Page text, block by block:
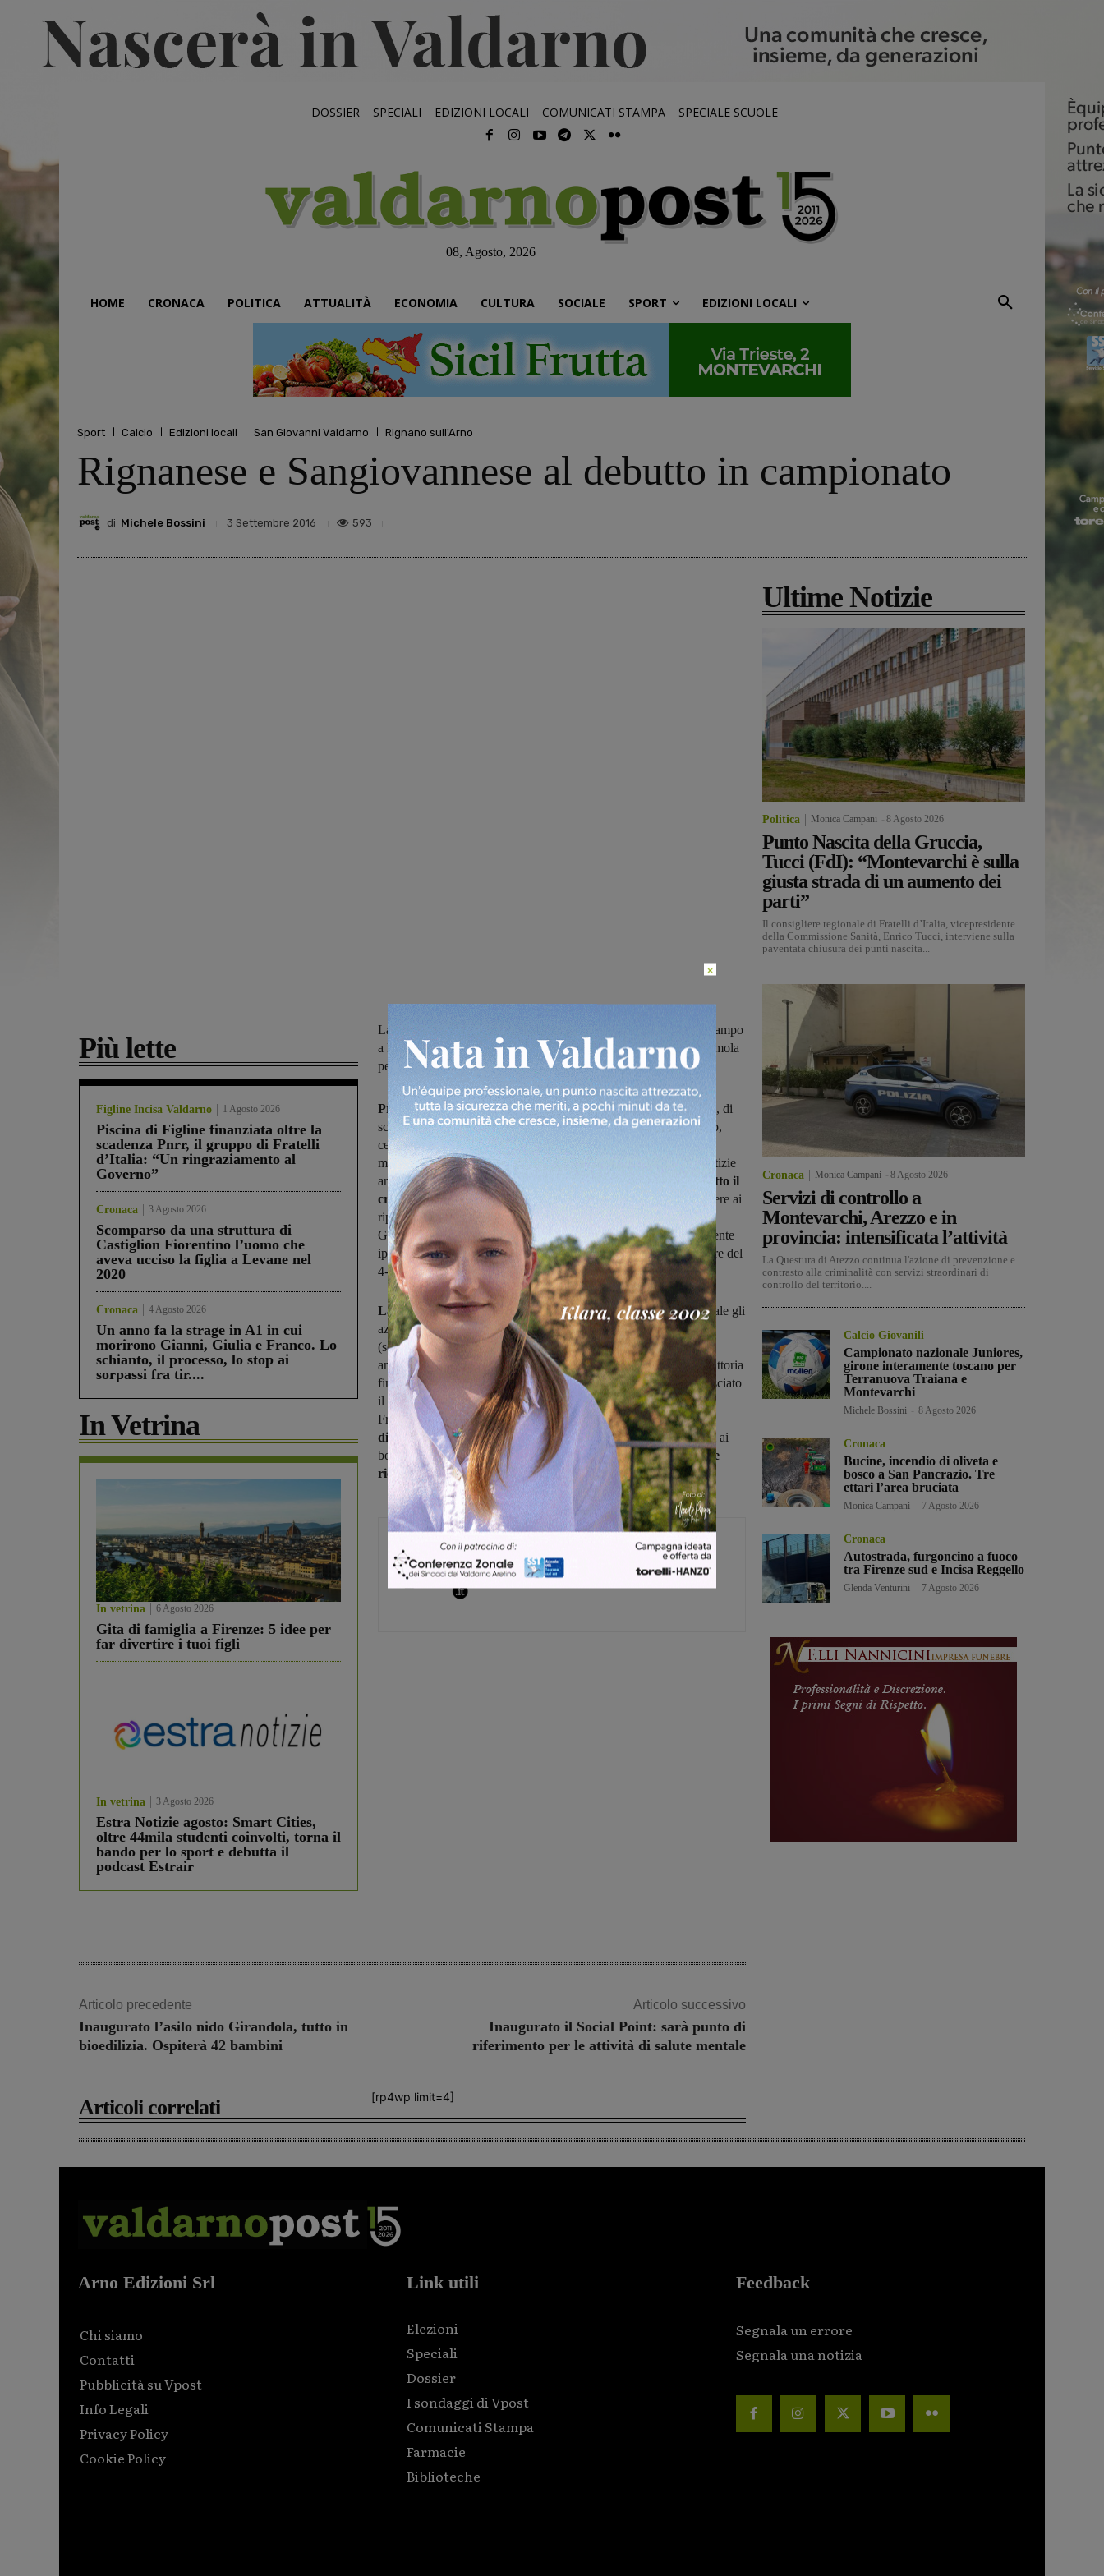
DOSSIER SPECIALI EDIZIONI LOCALI COMUNICATI STAMPA SPECIALE SCUOLE
08, Agosto, 2026
HOME CRONACA POLITICA ATTUALITÀ ECONOMIA CULTURA SOCIALE SPORT EDIZIONI LOCALI
Sport Calcio Edizioni locali San Giovanni Valdarno Rignano sull'Arno
Rignanese e Sangiovannese al debutto in campionato
di Michele Bossini 3 Settembre 2016 593
Più lette
Figline Incisa Valdarno 1 Agosto 2026
Piscina di Figline finanziata oltre la
scadenza Pnrr, il gruppo di Fratelli
d’Italia: “Un ringraziamento al
Governo”
Cronaca 3 Agosto 2026
Scomparso da una struttura di
Castiglion Fiorentino l’uomo che
aveva ucciso la figlia a Levane nel
2020
Cronaca 4 Agosto 2026
Un anno fa la strage in A1 in cui
morirono Gianni, Giulia e Franco. Lo
schianto, il processo, lo stop ai
sorpassi fra tir....
In Vetrina
In vetrina 6 Agosto 2026
Gita di famiglia a Firenze: 5 idee per
far divertire i tuoi figli
In vetrina 3 Agosto 2026
Estra Notizie agosto: Smart Cities,
oltre 44mila studenti coinvolti, torna il
bando per lo sport e debutta il
podcast Estrair
La Rignanese, che ha perso Pagnotta per rottura del crociato, in campo
a Ravenna per la sua prima volta in serie D; la Sangiovannese a Imola
per riscattare la brutta prova di Coppa disputata a Montemurlo
Prima storica partitadi campionato in serie D per laRignanese , di
scena a Ravenna contro un avversario che, forte del fattore campo,
cercherà di conquistare l'intera posta in palio e iniziare nel modo
migliore il suo cammino in campionato. Per i valdarnesi brutte notizie
arrivano dall'infermeria: il forte attaccante
Loris Pagnotta si è rotto il
crociatoe per lui si profila un lungo stop. La società intende correre ai
ripari ma non sarà facile, di certo per queste prime partite mister
Guarduccidovrà rivedere l'assetto tattico, con il 4-3-3 inizialmente
ipotizzato che potrebbe essere per il momento accantonato a favore del
4-3-1-2
La Sangiovannese sarà di scena a Imolain una partita nella quale gli
azzurri dovranno riscattare l'opaca prova della passata settimana
(sconfitta 3-0 ed eliminazione dalla Coppa Italia) di Montemurlo,
anche se non sarà facilenella tana di una della favorite
per la vittoria
finale del torneo. In questi giorni per motivi familiari Negro ha lasciato
il gruppo e fatto ritorno nella sua Gallipoli, mentre è arrivato da
Frosinone De Santis, classe '97.Per quello che riguarda
direttamente la partitadi Imola, Pezzati e Romanelli sono fermi ai
box per infortunio e mister Ginestra dovrebbe, come modulo, fare
ricorso al 4-3-3e si attende dai suoi una prova di carattere.
Michele Bossini
Articolo precedente
Inaugurato l’asilo nido Girandola, tutto in
bioedilizia. Ospiterà 42 bambini
Articolo successivo
Inaugurato il Social Point: sarà punto di
riferimento per le attività di salute mentale
[rp4wp limit=4]
Articoli correlati
Ultime Notizie
Politica Monica Campani 8 Agosto 2026
Punto Nascita della Gruccia,
Tucci (FdI): “Montevarchi è sulla
giusta strada di un aumento dei
parti”
Il consigliere regionale di Fratelli d’Italia, vicepresidente
della Commissione Sanità, Enrico Tucci, interviene sulla
paventata chiusura dei punti nascita...
Cronaca Monica Campani 8 Agosto 2026
Servizi di controllo a
Montevarchi, Arezzo e in
provincia: intensificata l’attività
La Questura di Arezzo continua l'azione di prevenzione e
contrasto alla criminalità con servizi straordinari di
controllo del territorio....
Calcio Giovanili
Campionato nazionale Juniores,
girone interamente toscano per
Terranuova Traiana e
Montevarchi
Michele Bossini 8 Agosto 2026
Cronaca
Bucine, incendio di oliveta e
bosco a San Pancrazio. Tre
ettari l’area bruciata
Monica Campani 7 Agosto 2026
Cronaca
Autostrada, furgoncino a fuoco
tra Firenze sud e Incisa Reggello
Glenda Venturini 7 Agosto 2026
Arno Edizioni Srl
Chi siamo
Contatti
Pubblicità su Vpost
Info Legali
Privacy Policy
Cookie Policy
Link utili
Elezioni
Speciali
Dossier
I sondaggi di Vpost
Comunicati Stampa
Farmacie
Biblioteche
Feedback
Segnala un errore
Segnala una notizia
×